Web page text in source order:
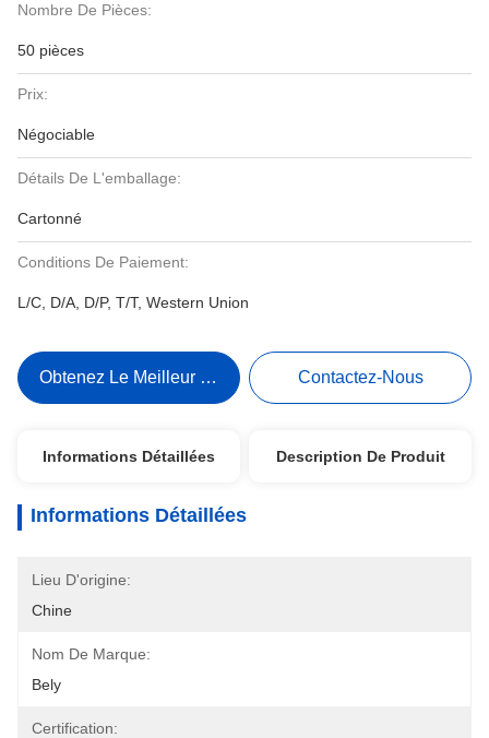
Nombre De Pièces:
50 pièces
Prix:
Négociable
Détails De L'emballage:
Cartonné
Conditions De Paiement:
L/C, D/A, D/P, T/T, Western Union
Obtenez Le Meilleur Prix Contactez-Nous
Informations Détaillées Description De Produit
Informations Détaillées
Lieu D'origine:
Chine
Nom De Marque:
Bely
Certification: